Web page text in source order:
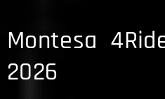
Montesa
2026